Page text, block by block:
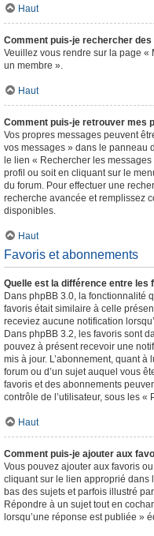
Haut
Comment puis-je rechercher
Veuillez vous rendre sur la page
un membre ».
Haut
Comment puis-je retrouver mes
Vos propres messages peuvent
vos messages » dans le panneau
le lien « Rechercher les
profil ou soit en cliquant sur le
du forum. Pour effectuer une
recherche avancée et remplissez
disponibles.
Haut
Favoris et abonnements
Quelle est la différence entre les
Dans phpBB 3.0, la fonctionnalité
favoris était similaire à celle
receviez aucune notification
Dans phpBB 3.2, les favoris sont
pouvez à présent recevoir une
mis à jour. L’abonnement, quant à
forum ou d’un sujet auquel vous
favoris et des abonnements
contrôle de l’utilisateur, sous les «
Haut
Comment puis-je ajouter aux
Vous pouvez ajouter aux favoris
cliquant sur le lien approprié dans
bas des sujets et parfois illustré
Répondre à un sujet tout en
lorsqu’une réponse est publiée »